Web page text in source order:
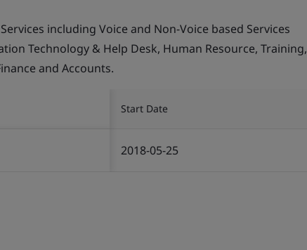
including Voice and Non-Voice based Services
Technology & Help Desk, Human Resource, Training,
and Accounts.
Start Date
2018-05-25